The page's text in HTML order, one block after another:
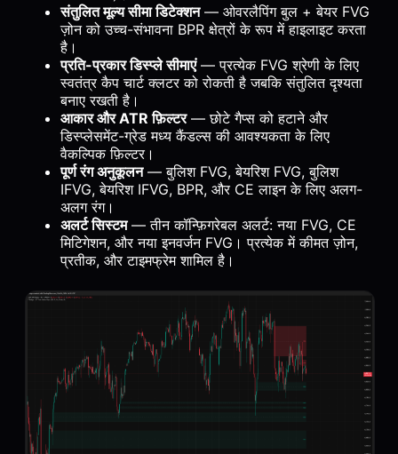
संतुलित मूल्य सीमा डिटेक्शन— ओवरलैपिंग बुल + बेयर FVG
ज़ोन को उच्च-संभावना BPR क्षेत्रों के रूप में हाइलाइट करता
है।
प्रति-प्रकार डिस्प्ले सीमाएं— प्रत्येक FVG श्रेणी के लिए
स्वतंत्र कैप चार्ट क्लटर को रोकती है जबकि संतुलित दृश्यता
बनाए रखती है।
आकार और ATR फ़िल्टर— छोटे गैप्स को हटाने और
डिस्प्लेसमेंट-ग्रेड मध्य कैंडल्स की आवश्यकता के लिए
वैकल्पिक फ़िल्टर।
पूर्ण रंग अनुकूलन— बुलिश FVG, बेयरिश FVG, बुलिश
IFVG, बेयरिश IFVG, BPR, और CE लाइन के लिए अलग-
अलग रंग।
अलर्ट सिस्टम— तीन कॉन्फ़िगरेबल अलर्ट: नया FVG, CE
मिटिगेशन, और नया इनवर्जन FVG। प्रत्येक में कीमत ज़ोन,
प्रतीक, और टाइमफ्रेम शामिल है।